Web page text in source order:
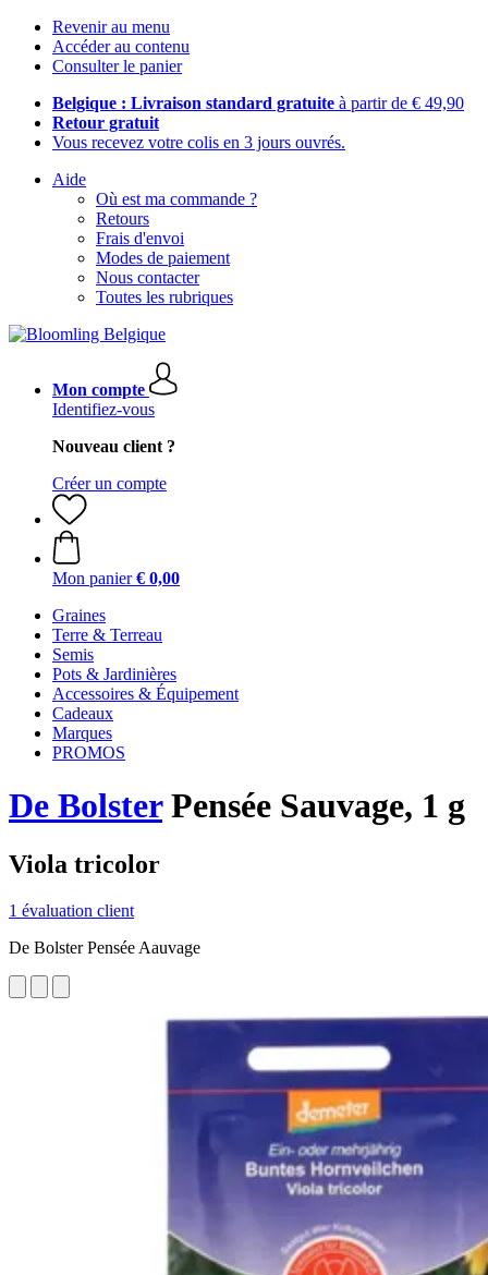
Revenir au menu
Accéder au contenu
Consulter le panier
Belgique : Livraison standard gratuite à partir de € 49,90
Retour gratuit
Vous recevez votre colis en 3 jours ouvrés.
Aide
Où est ma commande ?
Retours
Frais d'envoi
Modes de paiement
Nous contacter
Toutes les rubriques
Mon compte
Identifiez-vous
Nouveau client ?
Créer un compte
Mon panier € 0,00
Graines
Terre & Terreau
Semis
Pots & Jardinières
Accessoires & Équipement
Cadeaux
Marques
PROMOS
De BolsterPensée Sauvage, 1 g
Viola tricolor
1 évaluation client
De Bolster Pensée Aauvage